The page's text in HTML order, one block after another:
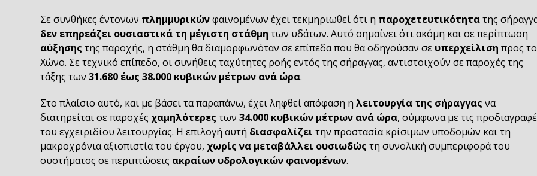
Σε συνθήκες έντονων πλημμυρικώνφαινομένων έχει τεκμηριωθεί ότι η παροχετευτικότητατης
δεν επηρεάζει ουσιαστικά τη μέγιστη στάθμη των υδάτων. Αυτό σημαίνει ότι ακόμη και σε περίπτωση
αύξησης της παροχής, η στάθμη θα διαμορφωνόταν σε επίπεδα που θα οδηγούσαν σε υπερχείλιση προς
Χώνο. Σε τεχνικό επίπεδο, οι συνήθεις ταχύτητες ροής εντός της σήραγγας, αντιστοιχούν σε παροχές της
τάξης των31.680 έως 38.000 κυβικών μέτρων ανά ώρα.
Στο πλαίσιο αυτό, και με βάσει τα παραπάνω, έχει ληφθεί απόφαση ηλειτουργία της σήραγγας να
διατηρείται σε παροχές χαμηλότερες των34.000 κυβικών μέτρων ανά ώρα, σύμφωνα με τις
του εγχειριδίου λειτουργίας. Η επιλογή αυτή διασφαλίζει την προστασία κρίσιμων υποδομών και τη
μακροχρόνια αξιοπιστία του έργου, χωρίς να μεταβάλλει ουσιωδώς τη συνολική συμπεριφορά του
συστήματος σε περιπτώσεις ακραίων υδρολογικών φαινομένων.